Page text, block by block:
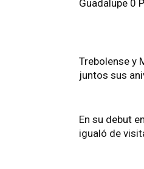
Guadalupe 0
Trebolense y
juntos sus
En su debut
igualó de